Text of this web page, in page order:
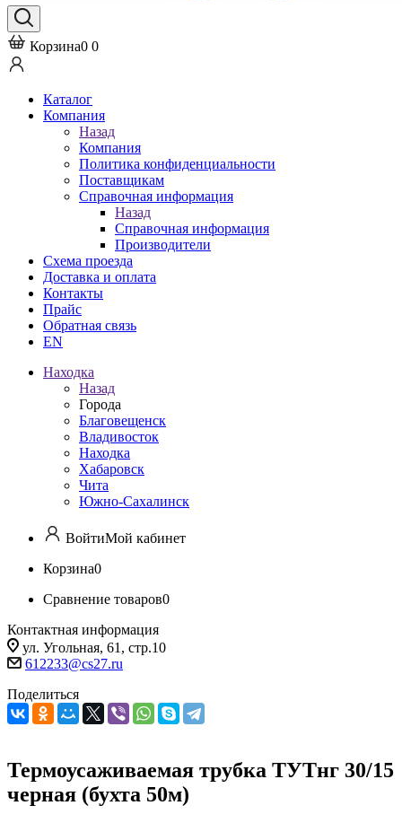
Корзина0 0
Каталог
Компания
Назад
Компания
Политика конфиденциальности
Поставщикам
Справочная информация
Назад
Справочная информация
Производители
Схема проезда
Доставка и оплата
Контакты
Прайс
Обратная связь
EN
Находка
Назад
Города
Благовещенск
Владивосток
Находка
Хабаровск
Чита
Южно-Сахалинск
ВойтиМой кабинет
Корзина0
Сравнение товаров0
Контактная информация
ул. Угольная, 61, стр.10
612233@cs27.ru
Поделиться
Термоусаживаемая трубка ТУТнг 30/15
черная (бухта 50м)